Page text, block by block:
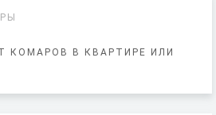
КОМАРОВ В КВАРТИРЕ ИЛИ